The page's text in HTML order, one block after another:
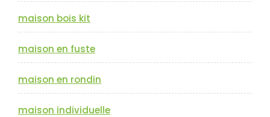
maison bois kit
maison en fuste
maison en rondin
maison individuelle